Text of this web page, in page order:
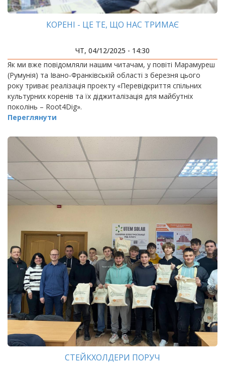
КОРЕНІ - ЦЕ ТЕ, ЩО НАС ТРИМАЄ
ЧТ, 04/12/2025 - 14:30
Як ми вже повідомляли нашим читачам, у повіті Марамуреш
(Румунія) та Івано-Франківській області з березня цього
року триває реалізація проекту «Перевідкриття спільних
культурних коренів та їх діджиталізація для майбутніх
поколінь – Root4Dig».
Переглянути
СТЕЙКХОЛДЕРИ ПОРУЧ